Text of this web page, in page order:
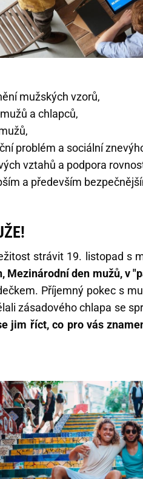
mužských vzorů,
a chlapců,
problém a sociální
vztahů a podpora
a především
strávit 19. listopad s
Mezinárodní den mužů, v
Příjemný pokec s
zásadového chlapa se
jim říct, co pro vás